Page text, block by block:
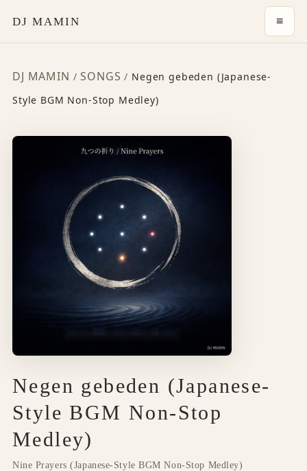
DJ MAMIN ≡
DJ MAMIN /SONGS / Negen gebeden (Japanese-
Style BGM Non-Stop Medley)
Negen gebeden (Japanese-
Style BGM Non-Stop
Medley)
Nine Prayers (Japanese-Style BGM Non-Stop Medley)